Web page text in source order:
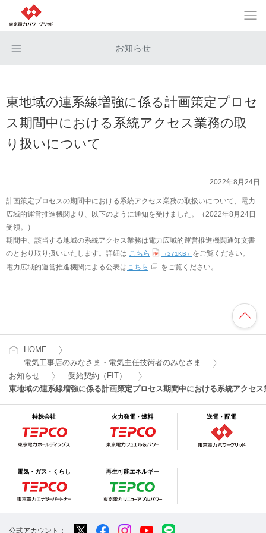
お知らせ
東地域の連系線増強に係る計画策定プロセ
ス期間中における系統アクセス業務の取
り扱いについて
2022年8月24日
計画策定プロセスの期間中における系統アクセス業務の取扱いについて、電力
広域的運営推進機関より、以下のように通知を受けました。（2022年8月24日
受領。）
期間中、該当する地域の系統アクセス業務は電力広域的運営推進機関通知文書
のとおり取り扱いいたします。詳細は こちら （271KB） をご覧ください。
電力広域的運営推進機関による公表はこちら をご覧ください。
HOME
電気工事店のみなさま・電気主任技術者のみなさま
お知らせ
受給契約（FIT）
東地域の連系線増強に係る計画策定プロセス期間中における系統アクセ
持株会社 火力発電・燃料 送電・配電
電気・ガス・くらし 再生可能エネルギー
公式アカウント：